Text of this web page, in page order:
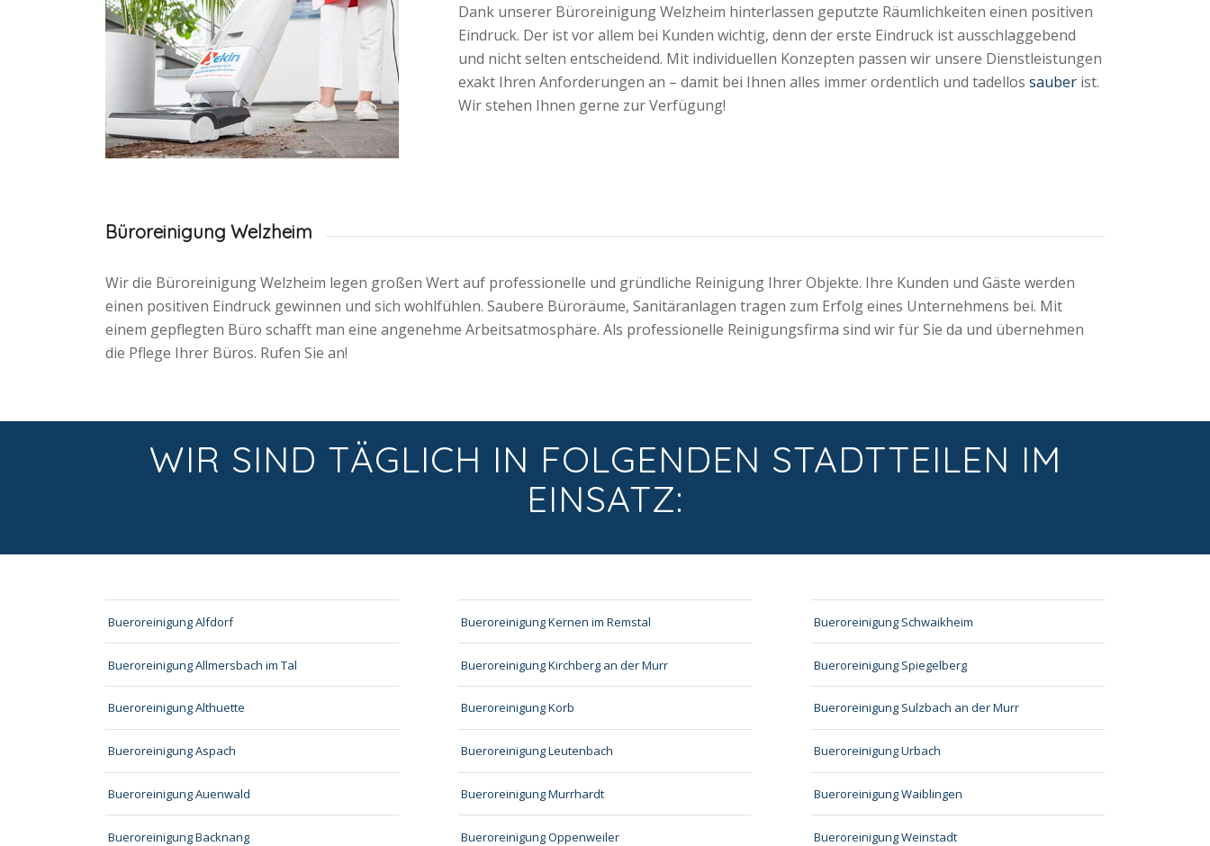
Dank unserer Büroreinigung Welzheim hinterlassen geputzte Räumlichkeiten einen positiven
Eindruck. Der ist vor allem bei Kunden wichtig, denn der erste Eindruck ist ausschlaggebend
und nicht selten entscheidend. Mit individuellen Konzepten passen wir unsere Dienstleistungen
exakt Ihren Anforderungen an – damit bei Ihnen alles immer ordentlich und tadellossauber ist.
Wir stehen Ihnen gerne zur Verfügung!
Büroreinigung Welzheim
Wir die Büroreinigung Welzheim legen großen Wert auf professionelle und gründliche Reinigung Ihrer Objekte. Ihre Kunden und Gäste werden
einen positiven Eindruck gewinnen und sich wohlfühlen. Saubere Büroräume, Sanitäranlagen tragen zum Erfolg eines Unternehmens bei. Mit
einem gepflegten Büro schafft man eine angenehme Arbeitsatmosphäre. Als professionelle Reinigungsfirma sind wir für Sie da und übernehmen
die Pflege Ihrer Büros. Rufen Sie an!
WIR SIND TÄGLICH IN FOLGENDEN STADTTEILEN IM
EINSATZ:
Bueroreinigung Alfdorf
Bueroreinigung Allmersbach im Tal
Bueroreinigung Althuette
Bueroreinigung Aspach
Bueroreinigung Auenwald
Bueroreinigung Backnang
Bueroreinigung Kernen im Remstal
Bueroreinigung Kirchberg an der Murr
Bueroreinigung Korb
Bueroreinigung Leutenbach
Bueroreinigung Murrhardt
Bueroreinigung Oppenweiler
Bueroreinigung Schwaikheim
Bueroreinigung Spiegelberg
Bueroreinigung Sulzbach an der Murr
Bueroreinigung Urbach
Bueroreinigung Waiblingen
Bueroreinigung Weinstadt